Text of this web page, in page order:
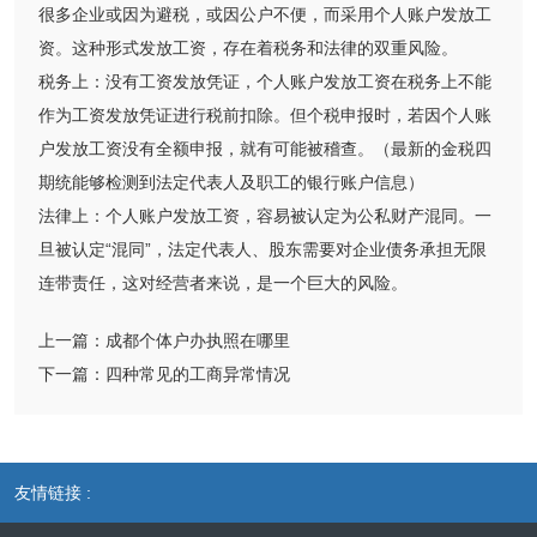
很多企业或因为避税，或因公户不便，而采用个人账户发放工
资。这种形式发放工资，存在着税务和法律的双重风险。
税务上：没有工资发放凭证，个人账户发放工资在税务上不能
作为工资发放凭证进行税前扣除。但个税申报时，若因个人账
户发放工资没有全额申报，就有可能被稽查。（最新的金税四
期统能够检测到法定代表人及职工的银行账户信息）
法律上：个人账户发放工资，容易被认定为公私财产混同。一
旦被认定“混同”，法定代表人、股东需要对企业债务承担无限
连带责任，这对经营者来说，是一个巨大的风险。
上一篇： 成都个体户办执照在哪里
下一篇： 四种常见的工商异常情况
友情链接 :